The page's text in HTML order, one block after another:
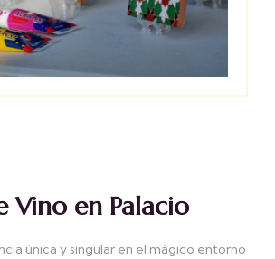
Vino en Palacio
única y singular en el mágico entorno